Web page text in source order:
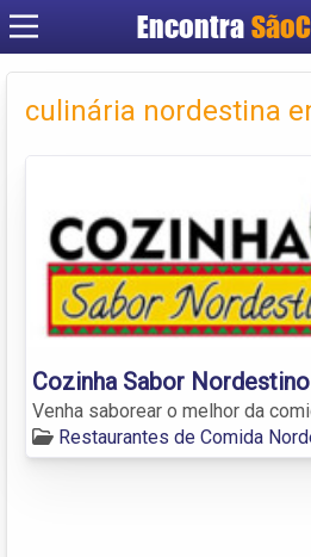
Encontra
Criar
culinária nordestina
Cozinha Sabor Nordestino
Venha saborear o melhor da
Restaurantes de Comida